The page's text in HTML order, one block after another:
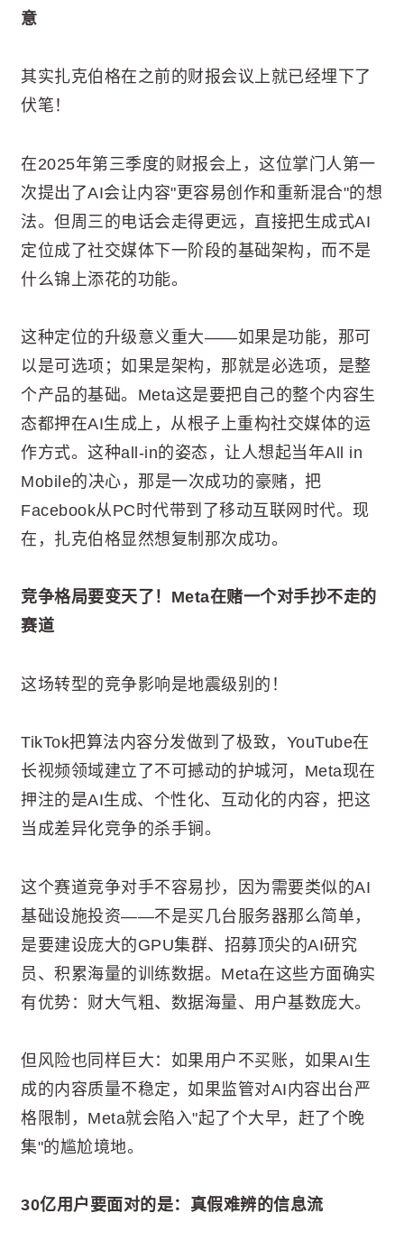
意
其实扎克伯格在之前的财报会议上就已经埋下了
伏笔！
在2025年第三季度的财报会上，这位掌门人第一
次提出了AI会让内容"更容易创作和重新混合"的想
法。但周三的电话会走得更远，直接把生成式AI
定位成了社交媒体下一阶段的基础架构，而不是
什么锦上添花的功能。
这种定位的升级意义重大——如果是功能，那可
以是可选项；如果是架构，那就是必选项，是整
个产品的基础。Meta这是要把自己的整个内容生
态都押在AI生成上，从根子上重构社交媒体的运
作方式。这种all-in的姿态，让人想起当年All in
Mobile的决心，那是一次成功的豪赌，把
Facebook从PC时代带到了移动互联网时代。现
在，扎克伯格显然想复制那次成功。
竞争格局要变天了！Meta在赌一个对手抄不走的
赛道
这场转型的竞争影响是地震级别的！
TikTok把算法内容分发做到了极致，YouTube在
长视频领域建立了不可撼动的护城河，Meta现在
押注的是AI生成、个性化、互动化的内容，把这
当成差异化竞争的杀手锏。
这个赛道竞争对手不容易抄，因为需要类似的AI
基础设施投资——不是买几台服务器那么简单，
是要建设庞大的GPU集群、招募顶尖的AI研究
员、积累海量的训练数据。Meta在这些方面确实
有优势：财大气粗、数据海量、用户基数庞大。
但风险也同样巨大：如果用户不买账，如果AI生
成的内容质量不稳定，如果监管对AI内容出台严
格限制，Meta就会陷入"起了个大早，赶了个晚
集"的尴尬境地。
30亿用户要面对的是：真假难辨的信息流